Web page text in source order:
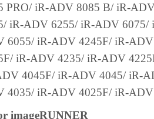
キヤノンの子会社、キヤノ
店または販売店のいずれも
または使用不能から生ずるい
その他の派生的または付随的
されない全ての損害を言いま
認められる限り、一切の責任
とえ、キヤノン、キヤノンの
PRO/ iR-ADV 8085 B/ iR-
iR-ADV 6255/ iR-ADV 6075/
6055/ iR-ADV 4245F/ iR-
iR-ADV 4235/ iR-ADV
4045F/ iR-ADV 4045/ iR-
4035/ iR-ADV 4025F/ iR-
imageRUNNER